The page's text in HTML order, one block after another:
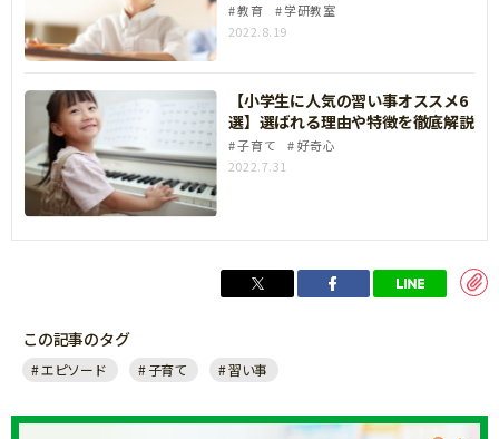
教育
学研教室
2022.8.19
【小学生に人気の習い事オススメ6
選】選ばれる理由や特徴を徹底解説
子育て
好奇心
2022.7.31
この記事のタグ
エピソード 子育て 習い事